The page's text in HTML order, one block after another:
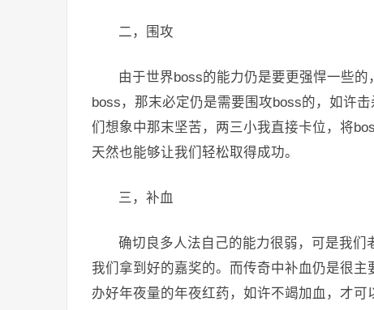
二，围攻
由于世界boss的能力仍是要更强悍一些
boss，那末必定仍是需要围攻boss的，如许
们想象中那末坚苦，两三小我直接卡位，将
天然也能够让我们轻松取得成功。
三，补血
确切良多人法自己的能力很弱，可是我
我们拿到好的嘉奖的。而传奇中补血仍是很
办好年夜量的年夜红药，如许不竭加血，才